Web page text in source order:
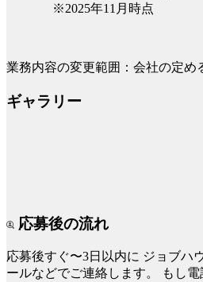
※2025年11月時点
業務内容の変更範囲：会社の定め
ギャラリー
応募後の流れ
応募後すぐ〜3日以内に ジョブハ
ールなどでご連絡します。
もし